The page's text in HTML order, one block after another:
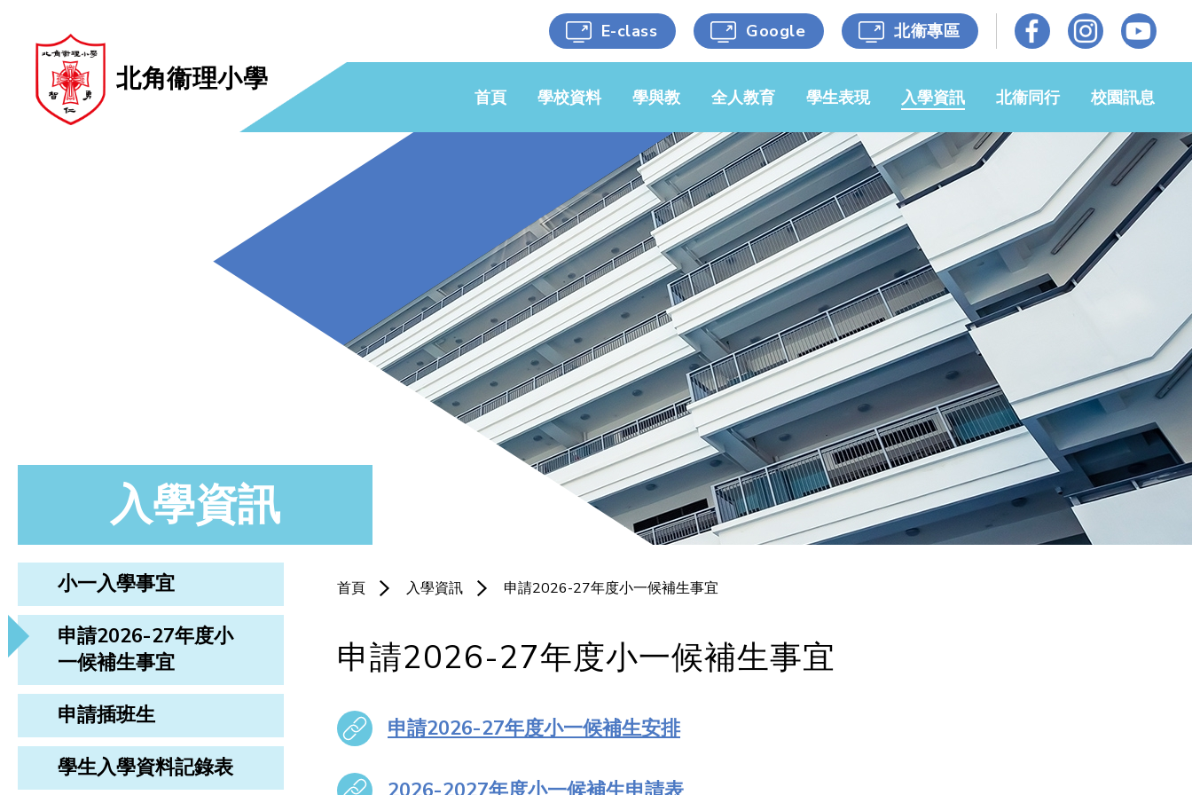
北角衞理小學
E-class Google 北衞專區
首頁 學校資料
學校文件
校服樣式
學校刊物
校車服務
選用書目
聯絡我們
學與教
中文科
英文科
數學科
常識/人文/
科學
音樂科
視藝科
體育科
宗教科
普通話科
圖書科
全人教育
黃金時段
藝術涵養
健康生活
科學能力
人文關懷
跨科目活動
培育園地
服務團隊
北衞校隊
黃金時段專
境外交流
學生表現
光榮榜
佳作共賞
自學成果
獎學金
小六升中
自學樂繽紛
入學資訊
小一入學事
宜
申請2026-
27年度小
一候補生事
宜
申請插班生
學生入學資
料記錄表
繳費靈PPS
帳戶設定
北衞同行
牧區牧養
各級照片
家校同心
衞理校友
校園訊息
校園動態
媒體報導
校園電視台
開放日
65週年校
慶
入學資訊
小一入學事宜
申請2026-27年度小
一候補生事宜
申請插班生
學生入學資料記錄表
首頁 入學資訊 申請2026-27年度小一候補生事宜
申請2026-27年度小一候補生事宜
申請2026-27年度小一候補生安排